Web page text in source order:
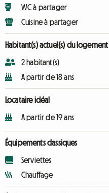
WC à partager
Cuisine à partager
Habitant(s) actuel(s) du logement
2 habitant(s)
A partir de 18 ans
Locataire idéal
A partir de 19 ans
Équipements classiques
Serviettes
Chauffage